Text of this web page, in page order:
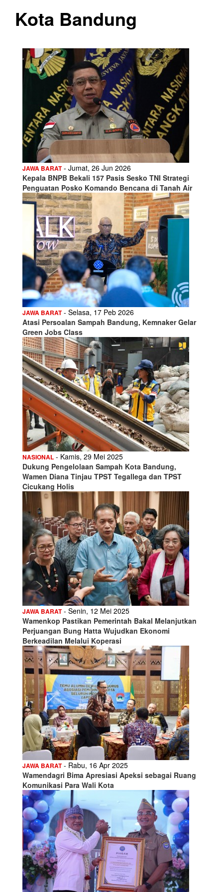
Kota Bandung
JAWA BARAT- Jumat, 26 Jun 2026
Kepala BNPB Bekali 157 Pasis Sesko TNI Strategi
Penguatan Posko Komando Bencana di Tanah Air
JAWA BARAT- Selasa, 17 Peb 2026
Atasi Persoalan Sampah Bandung, Kemnaker Gelar
Green Jobs Class
NASIONAL - Kamis, 29 Mei 2025
Dukung Pengelolaan Sampah Kota Bandung,
Wamen Diana Tinjau TPST Tegallega dan TPST
Cicukang Holis
JAWA BARAT- Senin, 12 Mei 2025
Wamenkop Pastikan Pemerintah Bakal Melanjutkan
Perjuangan Bung Hatta Wujudkan Ekonomi
Berkeadilan Melalui Koperasi
JAWA BARAT- Rabu, 16 Apr 2025
Wamendagri Bima Apresiasi Apeksi sebagai Ruang
Komunikasi Para Wali Kota